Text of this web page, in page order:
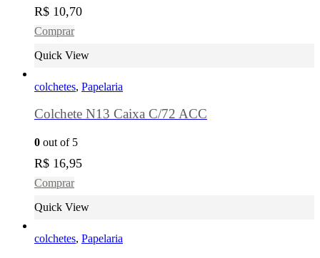
R$ 10,70
Comprar
Quick View
colchetes, Papelaria
Colchete N13 Caixa C/72 ACC
0 out of 5
R$ 16,95
Comprar
Quick View
colchetes, Papelaria